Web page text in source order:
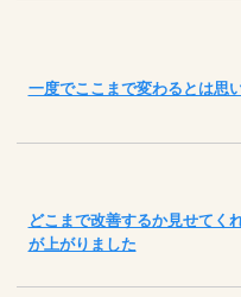
一度でここまで変わるとは思
どこまで改善するか見せてく
が上がりました